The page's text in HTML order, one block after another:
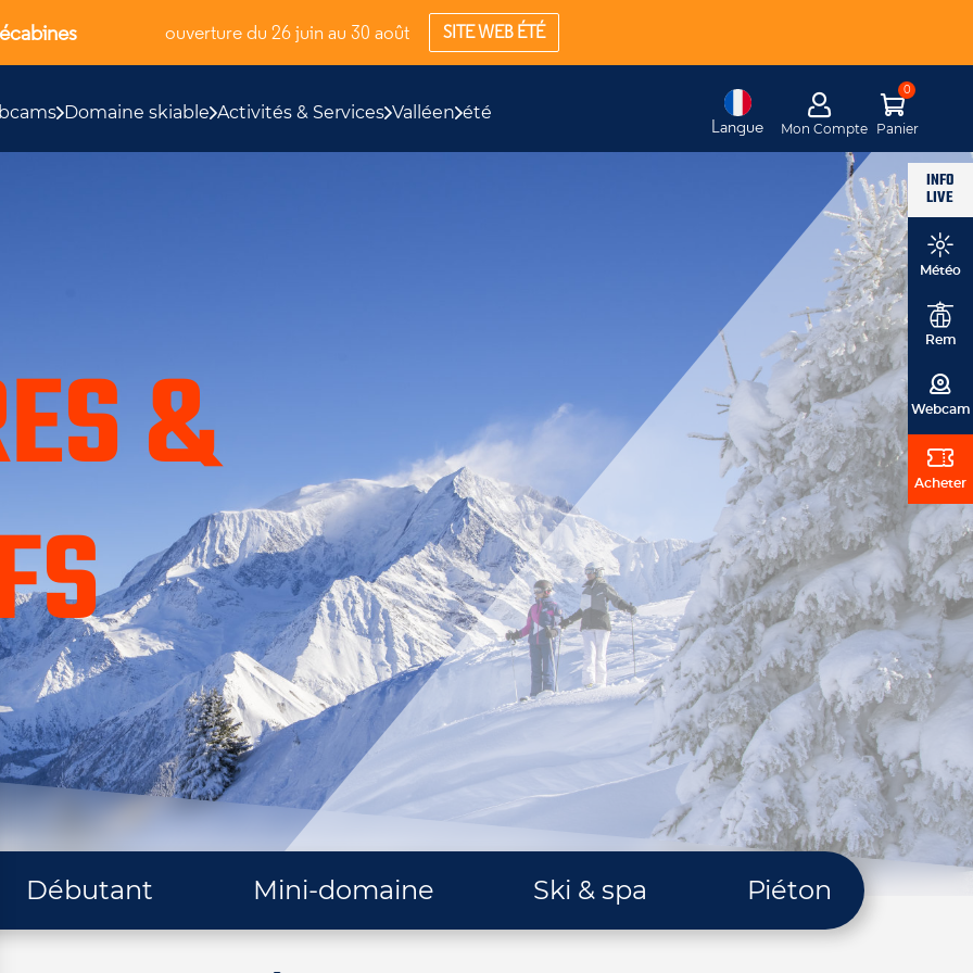
ouverture du 26 juin au 30 août SITE WEB ÉTÉ
Domaine skiable Activités & Services Valléen été
Langue Mon Compte Panier
INFO
LIVE
Météo
Rem
Webcam
Acheter
&
Débutant Mini-domaine Ski & spa Piéton